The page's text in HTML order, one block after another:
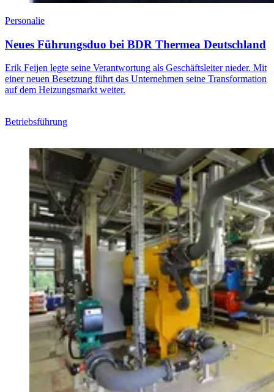
Personalie
Neues Führungsduo bei BDR Thermea Deutschland
Erik Feijen legte seine Verantwortung als Geschäftsleiter nieder. Mit
einer neuen Besetzung führt das Unternehmen seine Transformation
auf dem Heizungsmarkt weiter.
Betriebsführung